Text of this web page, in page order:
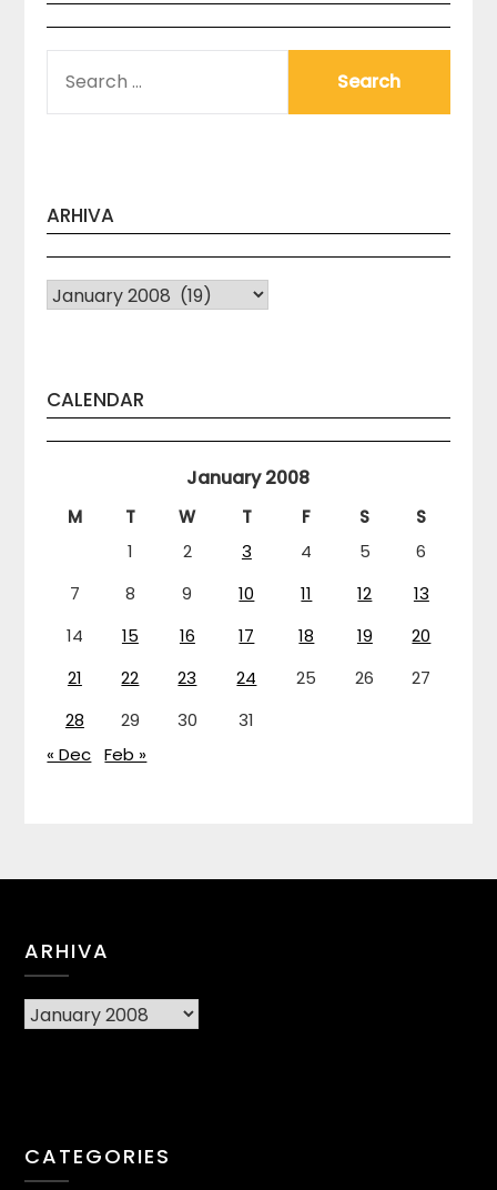
FOR:
ARHIVA
Arhiva
CALENDAR
January 2008
M T W T F S
S
1
2 3 4 5
6
7
8 9 10 11 12
13
14
15 16 17 18 19
20
21
22 23 24 25 26
27
28
29 30
31
« Dec Feb »
ARHIVA
Arhiva
CATEGORIES